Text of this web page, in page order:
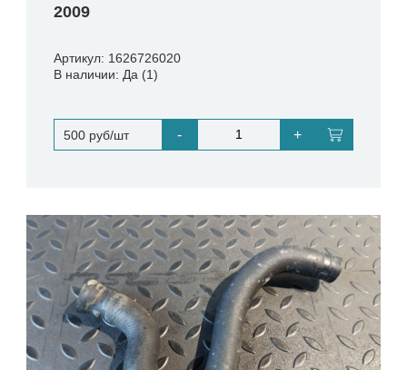
2009
Артикул: 1626726020
В наличии: Да (1)
500 руб/шт - +